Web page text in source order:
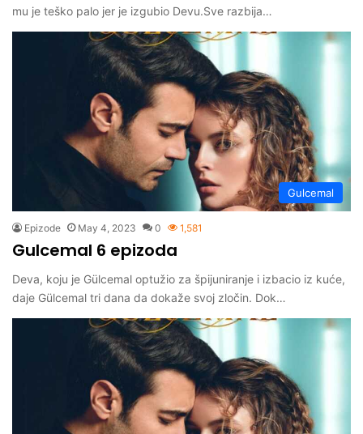
mu je teško palo jer je izgubio Devu.Sve razbija…
Gulcemal
Epizode May 4, 2023 0 1,581
Gulcemal 6 epizoda
Deva, koju je Gülcemal optužio za špijuniranje i izbacio iz kuće,
daje Gülcemal tri dana da dokaže svoj zločin. Dok…